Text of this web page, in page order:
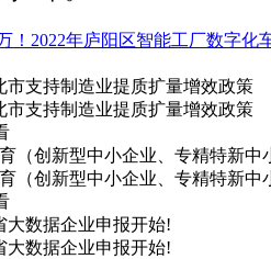
！2022年庐阳区智能工厂数字化
市支持制造业提质扩量增效政策
市支持制造业提质扩量增效政策
（创新型中小企业、专精特新中
（创新型中小企业、专精特新中
大数据企业申报开始!
大数据企业申报开始!